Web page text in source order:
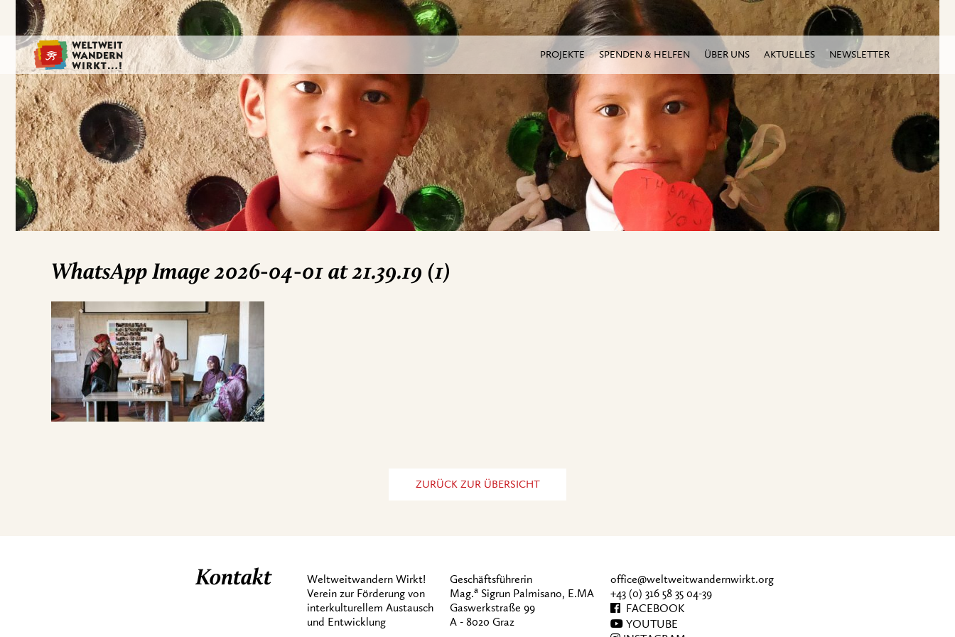
PROJEKTE SPENDEN & HELFEN ÜBER UNS AKTUELLES NEWSLETTER
WhatsApp Image 2026-04-01 at 21.39.19 (1)
ZURÜCK ZUR ÜBERSICHT
Kontakt
Weltweitwandern Wirkt!
Verein zur Förderung von
interkulturellem Austausch
und Entwicklung
Geschäftsführerin
Mag.a Sigrun Palmisano, E.MA
Gaswerkstraße 99
A - 8020 Graz
office@weltweitwandernwirkt.org
+43 (0) 316 58 35 04-39
FACEBOOK
YOUTUBE